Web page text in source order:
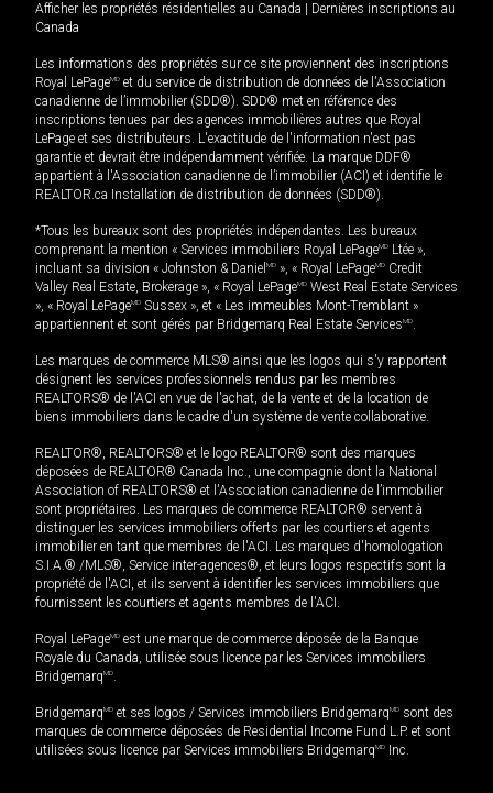
Afficher les propriétés résidentielles au Canada
Dernières inscriptions au
Canada
Les informations des propriétés sur ce site proviennent des inscriptions
Royal LePageMD et du service de distribution de données de l'Association
canadienne de l’immobilier (SDD®). SDD® met en référence des
inscriptions tenues par des agences immobilières autres que Royal
LePage et ses distributeurs. L'exactitude de l'information n'est pas
garantie et devrait être indépendamment vérifiée. La marque DDF®
appartient à l'Association canadienne de l’immobilier (ACI) et identifie le
REALTOR.ca Installation de distribution de données (SDD®).
*Tous les bureaux sont des propriétés indépendantes. Les bureaux
comprenant la mention « Services immobiliers Royal LePageMD Ltée »,
incluant sa division « Johnston & Daniel MD », « Royal LePageMD Credit
Valley Real Estate, Brokerage », « Royal LePageMD West Real Estate Services
», « Royal LePageMD Sussex », et « Les immeubles Mont-Tremblant »
appartiennent et sont gérés par Bridgemarq Real Estate ServicesMD.
Les marques de commerce MLS® ainsi que les logos qui s'y rapportent
désignent les services professionnels rendus par les membres
REALTORS® de l'ACI en vue de l'achat, de la vente et de la location de
biens immobiliers dans le cadre d'un système de vente collaborative.
REALTOR®, REALTORS® et le logo REALTOR® sont des marques
déposées de REALTOR® Canada Inc., une compagnie dont la National
Association of REALTORS® et l'Association canadienne de l’immobilier
sont propriétaires. Les marques de commerce REALTOR® servent à
distinguer les services immobiliers offerts par les courtiers et agents
immobilier en tant que membres de l'ACI. Les marques d'homologation
S.I.A.® /MLS®, Service inter-agences®, et leurs logos respectifs sont la
propriété de l'ACI, et ils servent à identifier les services immobiliers que
fournissent les courtiers et agents membres de l'ACI.
Royal LePageMD est une marque de commerce déposée de la Banque
Royale du Canada, utilisée sous licence par les Services immobiliers
BridgemarqMD.
BridgemarqMD et ses logos / Services immobiliers BridgemarqMD sont des
marques de commerce déposées de Residential Income Fund L.P. et sont
utilisées sous licence par Services immobiliers BridgemarqMD Inc.